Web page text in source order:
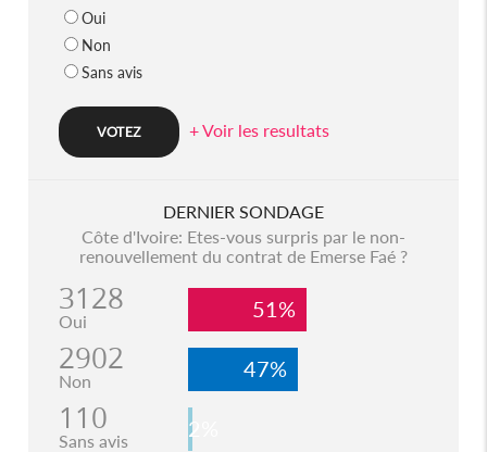
Oui
Non
Sans avis
+ Voir les resultats
DERNIER SONDAGE
Côte d'Ivoire: Etes-vous surpris par le non-
renouvellement du contrat de Emerse Faé ?
3128
Oui 51%
2902
Non 47%
110
Sans avis 2%